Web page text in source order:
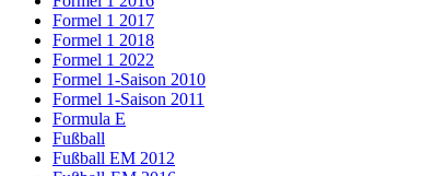
Formel 1 2017
Formel 1 2018
Formel 1 2022
Formel 1-Saison 2010
Formel 1-Saison 2011
Formula E
Fußball
Fußball EM 2012